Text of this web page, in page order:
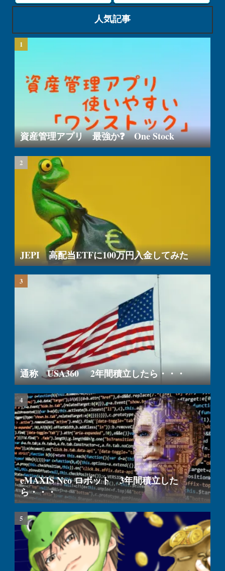
人気記事
資産管理アプリ 最強か❓ One Stock
JEPI 高配当ETFに100万円入金してみた
通称 USA360 2年間積立したら・・・
eMAXIS Neo ロボット 3年間積立した
ら・・・